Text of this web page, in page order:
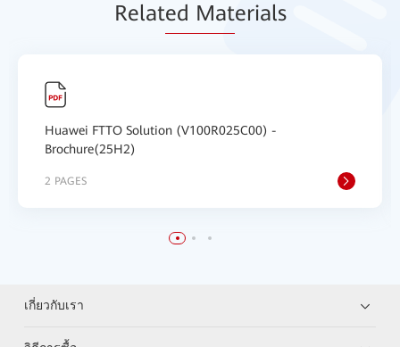
Related Materials
Huawei FTTO Solution (V100R025C00) -
Brochure(25H2)
2 PAGES
เกี่ยวกับเรา